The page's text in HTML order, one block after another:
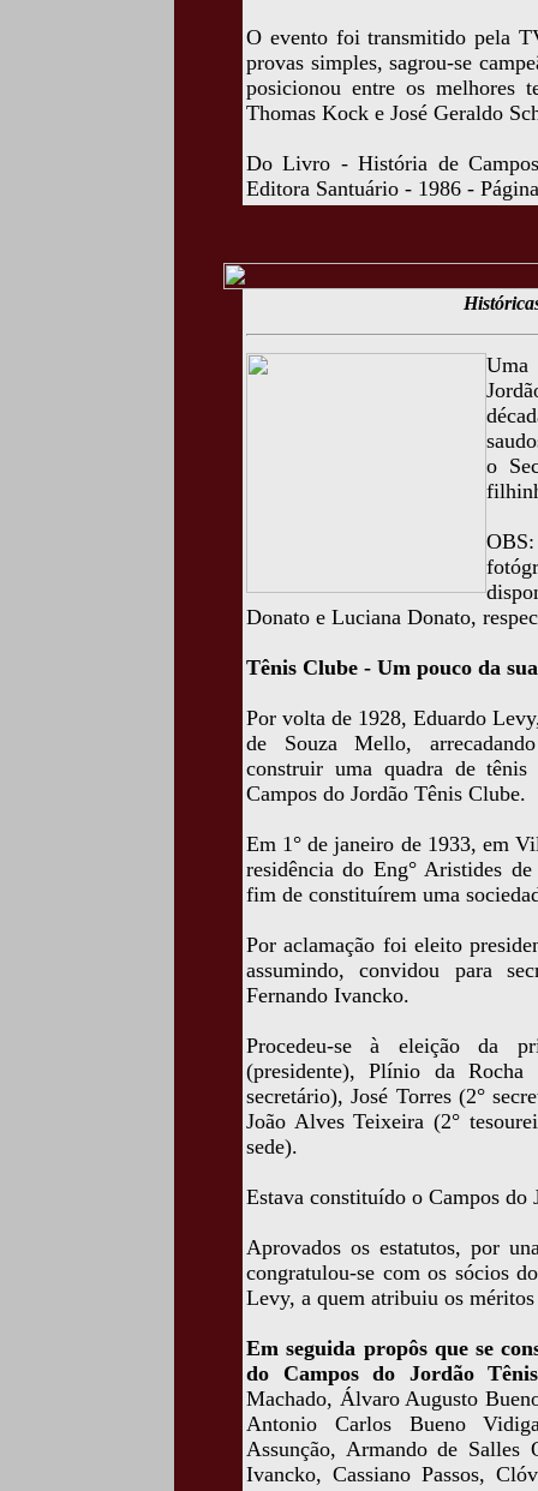
O evento foi transmitido pela
provas simples, sagrou-se
posicionou entre os melhores
Thomas Kock e José Geraldo
Do Livro - História de
Editora Santuário - 1986 -
Uma
o
Donato e Luciana Donato,
Tênis Clube - Um pouco da
Por volta de 1928, Eduardo
de Souza Mello,
construir uma quadra de
Campos do Jordão Tênis Clube.
Em 1° de janeiro de 1933, em
residência do Eng° Aristides
fim de constituírem uma
Por aclamação foi eleito
assumindo, convidou para
Fernando Ivancko.
Procedeu-se à eleição da
(presidente), Plínio da
secretário), José Torres (2°
João Alves Teixeira (2°
sede).
Estava constituído o Campos do
Aprovados os estatutos, por
congratulou-se com os sócios
Levy, a quem atribuiu os
Em seguida propôs que se
do Campos do Jordão
Machado, Álvaro Augusto
Antonio Carlos Bueno
Assunção, Armando de
Ivancko, Cassiano Passos,